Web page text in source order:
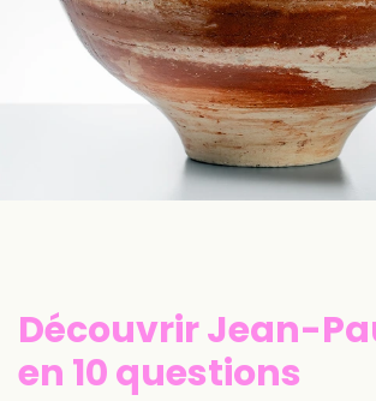
Découvrir Jean-
en 10 questions